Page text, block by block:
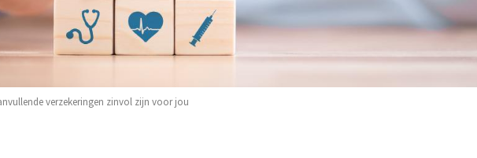
verzekeringen zinvol zijn voor jou